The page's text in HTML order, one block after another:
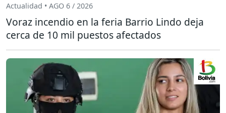
Actualidad • AGO 6 / 2026
Voraz incendio en la feria Barrio Lindo deja
cerca de 10 mil puestos afectados